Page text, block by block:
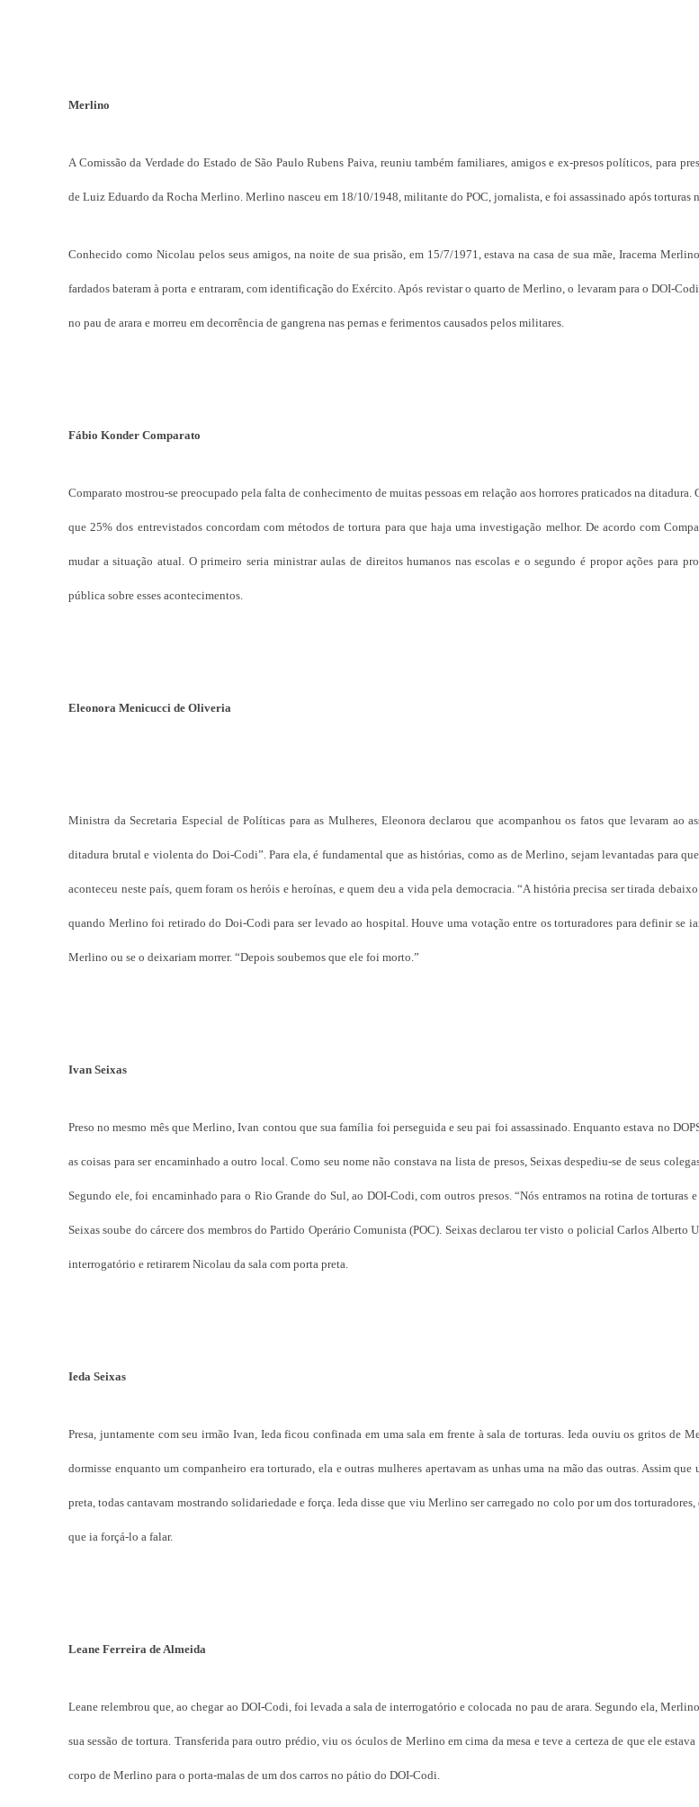
Merlino
A Comissão da Verdade do Estado de São Paulo Rubens Paiva, reuniu também familiares, amigos e ex-presos políticos, para
de Luiz Eduardo da Rocha Merlino. Merlino nasceu em 18/10/1948, militante do POC, jornalista, e foi assassinado após torturas
Conhecido como Nicolau pelos seus amigos, na noite de sua prisão, em 15/7/1971, estava na casa de sua mãe, Iracema
fardados bateram à porta e entraram, com identificação do Exército. Após revistar o quarto de Merlino, o levaram para o DOI-
no pau de arara e morreu em decorrência de gangrena nas pernas e ferimentos causados pelos militares.
Fábio Konder Comparato
Comparato mostrou-se preocupado pela falta de conhecimento de muitas pessoas em relação aos horrores praticados na ditadura.
que 25% dos entrevistados concordam com métodos de tortura para que haja uma investigação melhor. De acordo com
mudar a situação atual. O primeiro seria ministrar aulas de direitos humanos nas escolas e o segundo é propor ações para
pública sobre esses acontecimentos.
Eleonora Menicucci de Oliveria
Ministra da Secretaria Especial de Políticas para as Mulheres, Eleonora declarou que acompanhou os fatos que levaram ao
ditadura brutal e violenta do Doi-Codi”. Para ela, é fundamental que as histórias, como as de Merlino, sejam levantadas para
aconteceu neste país, quem foram os heróis e heroínas, e quem deu a vida pela democracia. “A história precisa ser tirada
quando Merlino foi retirado do Doi-Codi para ser levado ao hospital. Houve uma votação entre os torturadores para definir se
Merlino ou se o deixariam morrer. “Depois soubemos que ele foi morto.”
Ivan Seixas
Preso no mesmo mês que Merlino, Ivan contou que sua família foi perseguida e seu pai foi assassinado. Enquanto estava no
as coisas para ser encaminhado a outro local. Como seu nome não constava na lista de presos, Seixas despediu-se de seus
Segundo ele, foi encaminhado para o Rio Grande do Sul, ao DOI-Codi, com outros presos. “Nós entramos na rotina de torturas
Seixas soube do cárcere dos membros do Partido Operário Comunista (POC). Seixas declarou ter visto o policial Carlos Alberto
interrogatório e retirarem Nicolau da sala com porta preta.
Ieda Seixas
Presa, juntamente com seu irmão Ivan, Ieda ficou confinada em uma sala em frente à sala de torturas. Ieda ouviu os gritos de
dormisse enquanto um companheiro era torturado, ela e outras mulheres apertavam as unhas uma na mão das outras. Assim
preta, todas cantavam mostrando solidariedade e força. Ieda disse que viu Merlino ser carregado no colo por um dos
que ia forçá-lo a falar.
Leane Ferreira de Almeida
Leane relembrou que, ao chegar ao DOI-Codi, foi levada a sala de interrogatório e colocada no pau de arara. Segundo ela,
sua sessão de tortura. Transferida para outro prédio, viu os óculos de Merlino em cima da mesa e teve a certeza de que ele
corpo de Merlino para o porta-malas de um dos carros no pátio do DOI-Codi.